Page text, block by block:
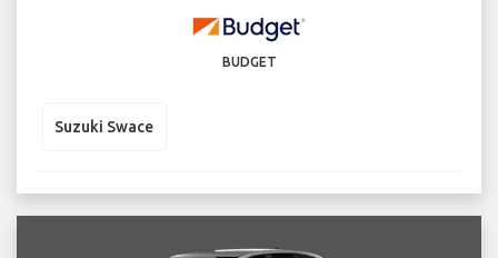
BUDGET
Suzuki Swace